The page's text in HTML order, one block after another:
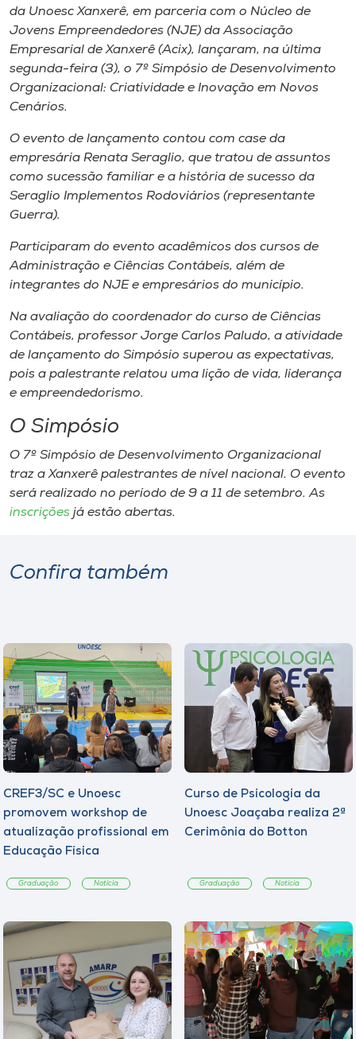
Unoesc
Store
o idioma
da Unoesc Xanxerê, em parceria com o Núcleo de
Jovens Empreendedores (NJE) da Associação
Empresarial de Xanxerê (Acix), lançaram, na última
segunda-feira (3), o 7º Simpósio de Desenvolvimento
Organizacional: Criatividade e Inovação em Novos
Cenários.
O evento de lançamento contou com case da
empresária Renata Seraglio, que tratou de assuntos
como sucessão familiar e a história de sucesso da
Seraglio Implementos Rodoviários (representante
Guerra).
Participaram do evento acadêmicos dos cursos de
Administração e Ciências Contábeis, além de
integrantes do NJE e empresários do município.
Na avaliação do coordenador do curso de Ciências
Contábeis, professor Jorge Carlos Paludo, a atividade
de lançamento do Simpósio superou as expectativas,
pois a palestrante relatou uma lição de vida, liderança
e empreendedorismo.
O Simpósio
O 7º Simpósio de Desenvolvimento Organizacional
traz a Xanxerê palestrantes de nível nacional. O evento
será realizado no período de 9 a 11 de setembro. As
inscrições já estão abertas.
Confira também
CREF3/SC e Unoesc
promovem workshop de
atualização profissional em
Educação Física
Graduação Notícia
Curso de Psicologia da
Unoesc Joaçaba realiza 2ª
Cerimônia do Botton
Graduação Notícia